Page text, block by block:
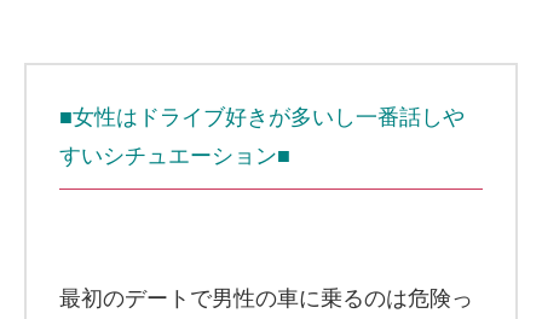
■女性はドライブ好きが多いし一番話しや
すいシチュエーション■
最初のデートで男性の車に乗るのは危険っ